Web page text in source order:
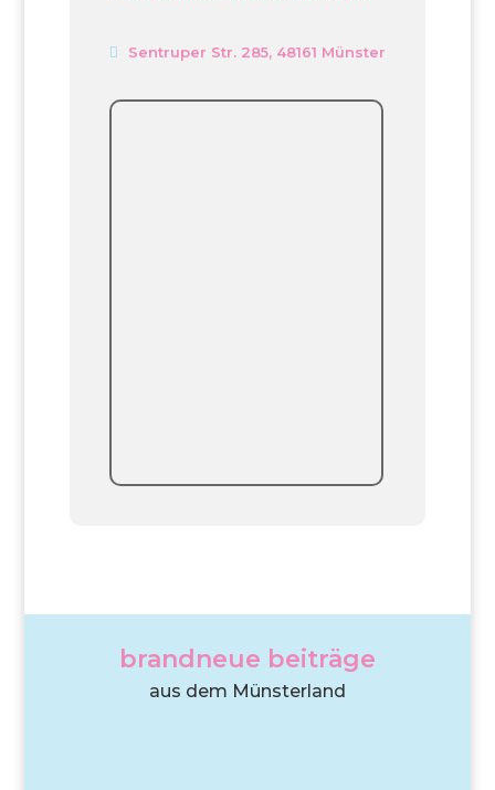
Sentruper Str. 285, 48161 Münster
brandneue beiträge
aus dem Münsterland